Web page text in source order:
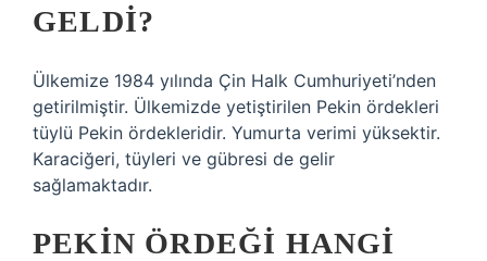
GELDI?
Ülkemize 1984 yılında Çin Halk Cumhuriyeti’nden
getirilmiştir. Ülkemizde yetiştirilen Pekin ördekleri
tüylü Pekin ördekleridir. Yumurta verimi yüksektir.
Karaciğeri, tüyleri ve gübresi de gelir
sağlamaktadır.
PEKIN ÖRDEĞI HANGI